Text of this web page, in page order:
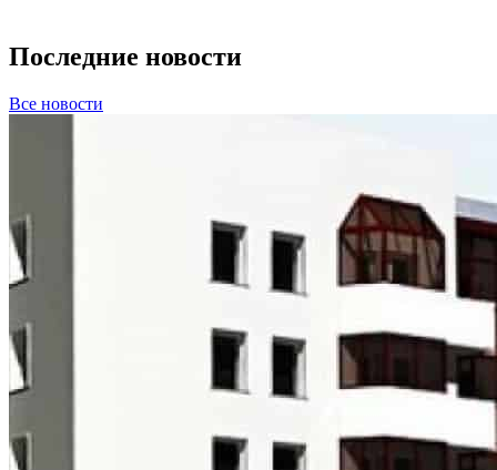
Последние новости
Все новости